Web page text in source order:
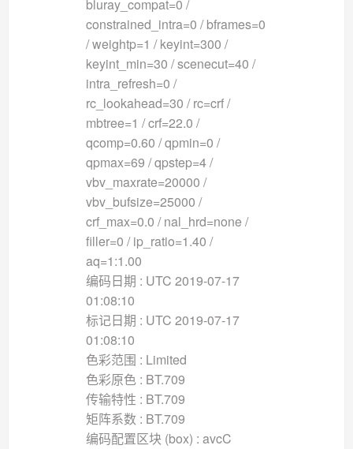
bluray_compat=0 /
constrained_intra=0 / bframes=0
/ weightp=1 / keyint=300 /
keyint_min=30 / scenecut=40 /
intra_refresh=0 /
rc_lookahead=30 / rc=crf /
mbtree=1 / crf=22.0 /
qcomp=0.60 / qpmin=0 /
qpmax=69 / qpstep=4 /
vbv_maxrate=20000 /
vbv_bufsize=25000 /
crf_max=0.0 / nal_hrd=none /
filler=0 / ip_ratio=1.40 /
aq=1:1.00
编码日期 : UTC 2019-07-17
01:08:10
标记日期 : UTC 2019-07-17
01:08:10
色彩范围 : Limited
色彩原色 : BT.709
传输特性 : BT.709
矩阵系数 : BT.709
编码配置区块 (box) : avcC